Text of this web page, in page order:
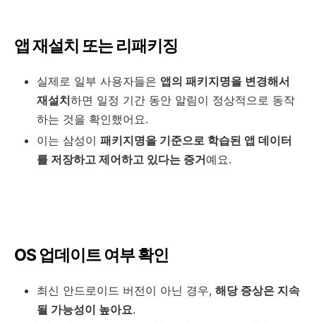
앱 재설치 또는 리패키징
실제로 일부 사용자들은 앱의 패키지명을 변경해서
재설치하면 일정 기간 동안 알림이 정상적으로 동작
하는 것을 확인했어요.
이는 삼성이 패키지명을 기준으로 학습된 앱 데이터
를 저장하고 제어하고 있다는 증거예요.
OS 업데이트 여부 확인
최신 안드로이드 버전이 아닌 경우, 해당 증상은 지속
될 가능성이 높아요.